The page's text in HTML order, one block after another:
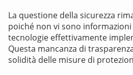
La questione della sicurezza
poiché non vi sono
tecnologie effettivamente
Questa mancanza di
solidità delle misure di